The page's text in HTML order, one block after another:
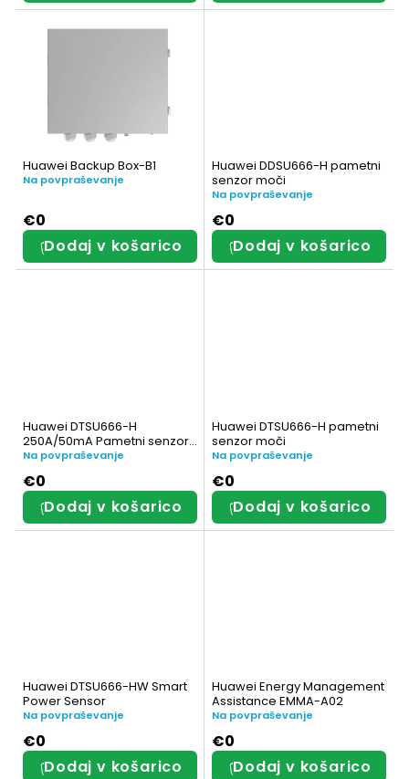
k
o
v
o
v
Huawei Backup Box-B1
Na povpraševanje
€0
Dodaj v košarico
Huawei DDSU666-H pametni
senzor moči
Na povpraševanje
€0
Dodaj v košarico
Huawei DTSU666-H
250A/50mA Pametni senzor
moči
Na povpraševanje
€0
Dodaj v košarico
Huawei DTSU666-H pametni
senzor moči
Na povpraševanje
€0
Dodaj v košarico
Huawei DTSU666-HW Smart
Power Sensor
Na povpraševanje
€0
Dodaj v košarico
Huawei Energy Management
Assistance EMMA-A02
Na povpraševanje
€0
Dodaj v košarico